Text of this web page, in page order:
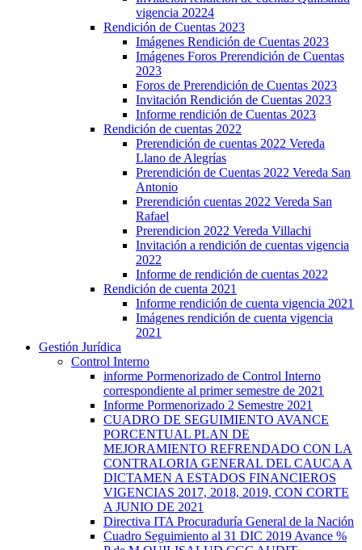
vigencia 20224
Rendición de Cuentas 2023
Imágenes Rendición de Cuentas 2023
Imágenes Foros Prerendición de Cuentas
2023
Foros de Prerendición de Cuentas 2023
Invitación Rendición de Cuentas 2023
Informe rendición de Cuentas 2023
Rendición de cuentas 2022
Prerendición de cuentas 2022 Vereda
Llano de Alegrías
Prerendición de Cuentas 2022 Vereda San
Antonio
Prerendición cuentas 2022 Vereda San
Rafael
Prerendicion 2022 Vereda Villachi
Invitación a rendición de cuentas vigencia
2022
Informe de rendición de cuentas 2022
Rendición de cuenta 2021
Informe rendición de cuenta vigencia 2021
Imágenes rendición de cuenta vigencia
2021
Gestión Jurídica
Control Interno
informe Pormenorizado de Control Interno
correspondiente al primer semestre de 2021
Informe Pormenorizado 2 Semestre 2021
CUADRO DE SEGUIMIENTO AVANCE
PORCENTUAL PLAN DE
MEJORAMIENTO REFRENDADO CON LA
CONTRALORIA GENERAL DEL CAUCA A
DICTAMEN A ESTADOS FINANCIEROS
VIGENCIAS 2017, 2018, 2019, CON CORTE
A JUNIO DE 2021
Directiva ITA Procuraduría General de la Nación
Cuadro Seguimiento al 31 DIC 2019 Avance %